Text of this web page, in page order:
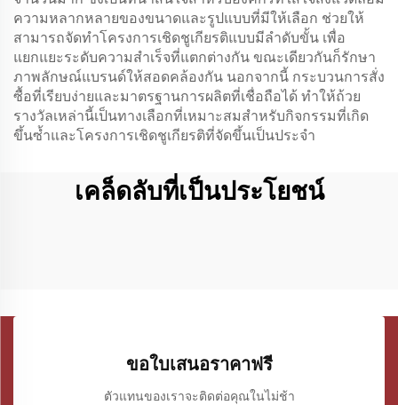
ความหลากหลายของขนาดและรูปแบบที่มีให้เลือก ช่วยให้
สามารถจัดทำโครงการเชิดชูเกียรติแบบมีลำดับขั้น เพื่อ
แยกแยะระดับความสำเร็จที่แตกต่างกัน ขณะเดียวกันก็รักษา
ภาพลักษณ์แบรนด์ให้สอดคล้องกัน นอกจากนี้ กระบวนการสั่ง
ซื้อที่เรียบง่ายและมาตรฐานการผลิตที่เชื่อถือได้ ทำให้ถ้วย
รางวัลเหล่านี้เป็นทางเลือกที่เหมาะสมสำหรับกิจกรรมที่เกิด
ขึ้นซ้ำและโครงการเชิดชูเกียรติที่จัดขึ้นเป็นประจำ
เคล็ดลับที่เป็นประโยชน์
ขอใบเสนอราคาฟรี
ตัวแทนของเราจะติดต่อคุณในไม่ช้า